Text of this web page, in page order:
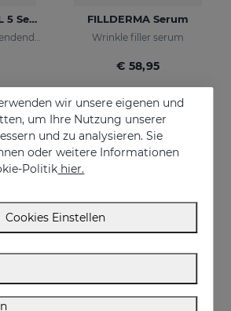
HIDRADERM HYAL 5 Serum FILLDERMA Serum
Wrinkle filler serum
€ 58,95
wir unsere eigenen und
um Ihre Nutzung unserer
und zu analysieren. Sie
oder weitere Informationen
Politik hier.
Cookies Einstellen